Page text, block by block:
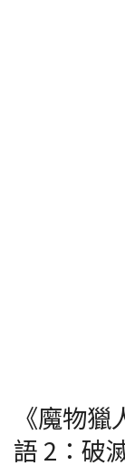
《魔物
語 2：破